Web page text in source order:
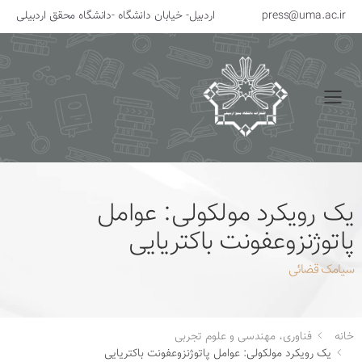
press@uma.ac.ir اردبیل- خیابان دانشگاه -دانشگاه محقق اردبیلی
منو
یک رویکرد مولکولی: عوامل
پاتوژنزوعفونت باکتریایی
سیامک قضائی
خانه
فناوری، مهندسی و علوم تجربی
یک رویکرد مولکولی: عوامل پاتوژنزوعفونت باکتریایی